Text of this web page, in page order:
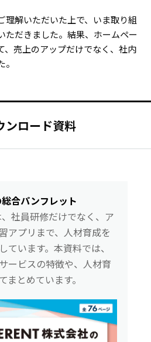
理解いただいた上で、いま取り組
ただきました。結果、ホームペー
、売上のアップだけでなく、社内
ンロード資料
合パンフレット
、社員研修だけでなく、ア
アプリまで、人材育成を
ています。本資料では、
ービスの特徴や、人材育
まとめています。